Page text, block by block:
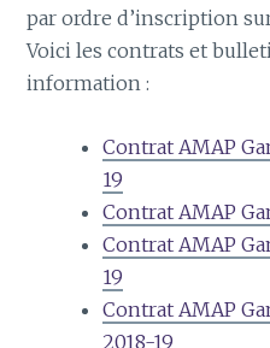
par ordre d’inscription
Voici les contrats et
information :
Contrat AMAP
19
Contrat AMAP
Contrat AMAP
19
Contrat AMAP
2018-19